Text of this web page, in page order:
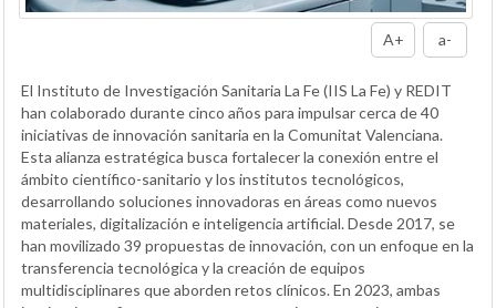
A+ a-
El Instituto de Investigación Sanitaria La Fe (IIS La Fe) y REDIT
han colaborado durante cinco años para impulsar cerca de 40
iniciativas de innovación sanitaria en la Comunitat Valenciana.
Esta alianza estratégica busca fortalecer la conexión entre el
ámbito científico-sanitario y los institutos tecnológicos,
desarrollando soluciones innovadoras en áreas como nuevos
materiales, digitalización e inteligencia artificial. Desde 2017, se
han movilizado 39 propuestas de innovación, con un enfoque en la
transferencia tecnológica y la creación de equipos
multidisciplinares que aborden retos clínicos. En 2023, ambas